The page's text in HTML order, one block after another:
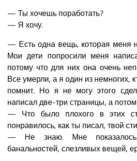
— Ты хочешь поработать?
— Я хочу.
— Есть одна вещь, которая меня
Мои дети попросили меня
потому что для них она очень
Все умерли, а я один из немногих,
помнит. Но я не могу этого
написал две-три страницы, а
— Что было плохого в этих
понравилось, как ты писал, твой
— Не знаю. Мне
банальностей, слезливых вещей,